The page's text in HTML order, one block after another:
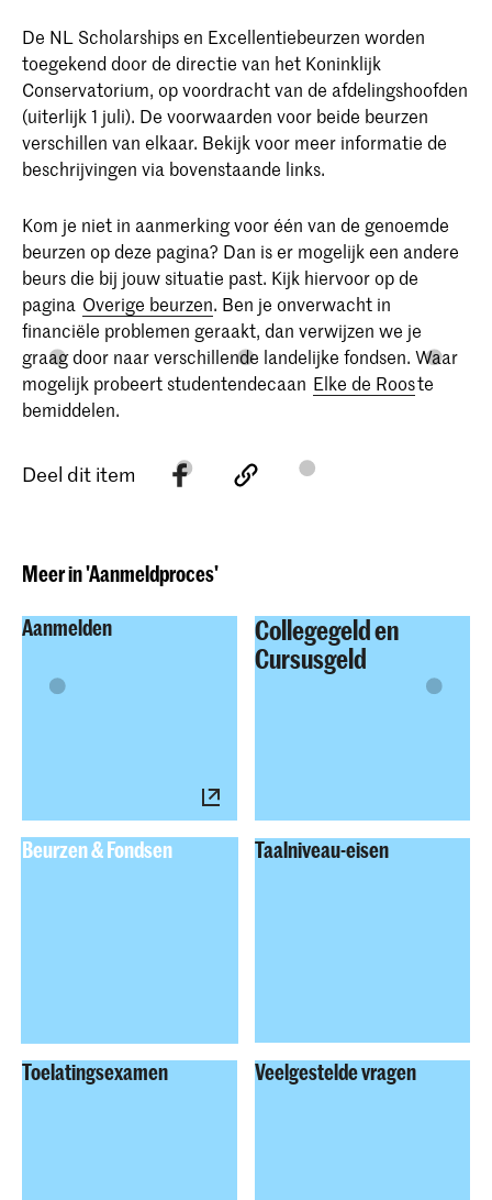
De NL Scholarships en Excellentiebeurzen worden
toegekend door de directie van het Koninklijk
Conservatorium, op voordracht van de afdelingshoofden
(uiterlijk 1 juli). De voorwaarden voor beide beurzen
verschillen van elkaar. Bekijk voor meer informatie de
beschrijvingen via bovenstaande links.
Kom je niet in aanmerking voor één van de genoemde
beurzen op deze pagina? Dan is er mogelijk een andere
beurs die bij jouw situatie past. Kijk hiervoor op de
pagina Overige beurzen. Ben je onverwacht in
financiële problemen geraakt, dan verwijzen we je
graag door naar verschillende landelijke fondsen. Waar
mogelijk probeert studentendecaan Elke de Rooste
bemiddelen.
Deel dit item
Meer in 'Aanmeldproces'
Aanmelden
Collegegeld en
Cursusgeld
Beurzen & Fondsen Taalniveau-eisen
Toelatingsexamen Veelgestelde vragen